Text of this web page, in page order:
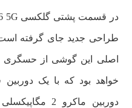
طراحی جدید جای گرفته
دوربین ماکرو